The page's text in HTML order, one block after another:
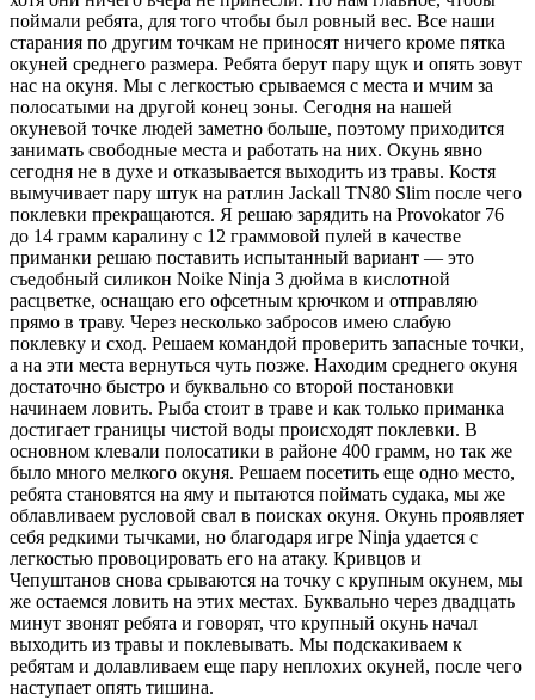
поймали ребята, для того чтобы был ровный вес. Все наши
старания по другим точкам не приносят ничего кроме пятка
окуней среднего размера. Ребята берут пару щук и опять зовут
нас на окуня. Мы с легкостью срываемся с места и мчим за
полосатыми на другой конец зоны. Сегодня на нашей
окуневой точке людей заметно больше, поэтому приходится
занимать свободные места и работать на них. Окунь явно
сегодня не в духе и отказывается выходить из травы. Костя
вымучивает пару штук на ратлин Jackall TN80 Slim после чего
поклевки прекращаются. Я решаю зарядить на Provokator76
до 14 грамм каралину с 12 граммовой пулей в качестве
приманки решаю поставить испытанный вариант — это
съедобный силикон Noike Ninja 3 дюйма в кислотной
расцветке, оснащаю его офсетным крючком и отправляю
прямо в траву. Через несколько забросов имею слабую
поклевку и сход. Решаем командой проверить запасные точки,
а на эти места вернуться чуть позже. Находим среднего окуня
достаточно быстро и буквально со второй постановки
начинаем ловить. Рыба стоит в траве и как только приманка
достигает границы чистой воды происходят поклевки. В
основном клевали полосатики в районе 400 грамм, но так же
было много мелкого окуня. Решаем посетить еще одно место,
ребята становятся на яму и пытаются поймать судака, мы же
облавливаем русловой свал в поисках окуня. Окунь проявляет
себя редкими тычками, но благодаря игре Ninja удается с
легкостью провоцировать его на атаку. Кривцов и
Чепуштанов снова срываются на точку с крупным окунем, мы
же остаемся ловить на этих местах. Буквально через двадцать
минут звонят ребята и говорят, что крупный окунь начал
выходить из травы и поклевывать. Мы подскакиваем к
ребятам и долавливаем еще пару неплохих окуней, после чего
наступает опять тишина.